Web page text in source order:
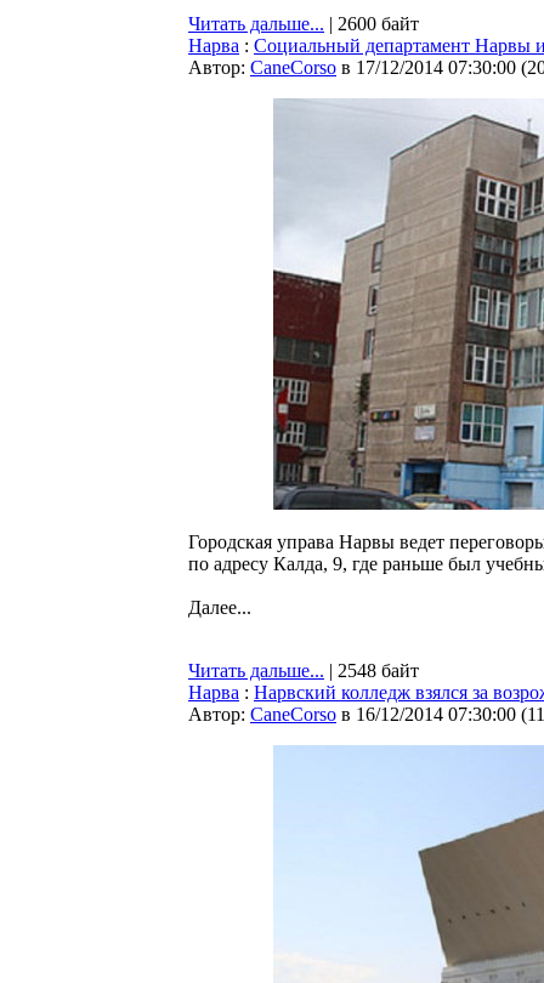
Читать дальше... | 2600 байт
Нарва : Социальный департамент Нарвы
Автор: CaneCorso в 17/12/2014 07:30:00 (
Городская управа Нарвы ведет
по адресу Калда, 9, где раньше был
Далее...
Читать дальше... | 2548 байт
Нарва : Нарвский колледж взялся за
Автор: CaneCorso в 16/12/2014 07:30:00 (